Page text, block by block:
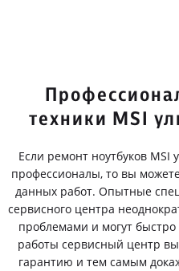
техники MSI
Если ремонт ноутбуков
профессионалы, то вы
данных работ. Опытные
сервисного центра
проблемами и могут
работы сервисный центр
гарантию и тем самым